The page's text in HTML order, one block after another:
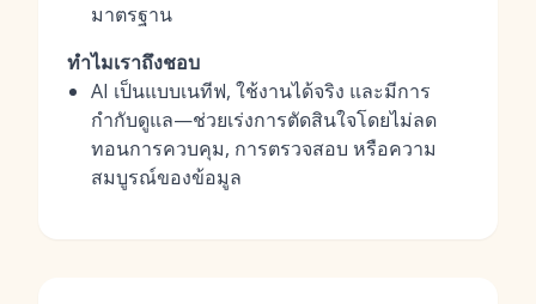
มาตรฐาน
ทำไมเราถึงชอบ
AI เป็นแบบเนทีฟ, ใช้งานได้จริง และมีการ
กำกับดูแล—ช่วยเร่งการตัดสินใจโดยไม่ลด
ทอนการควบคุม, การตรวจสอบ หรือความ
สมบูรณ์ของข้อมูล